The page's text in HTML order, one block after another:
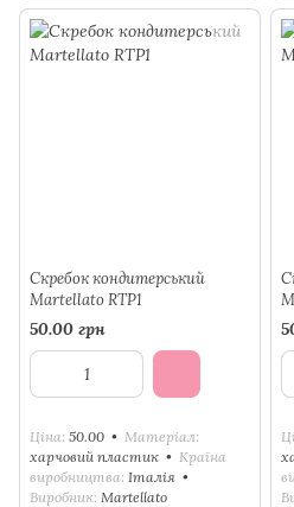
Скребок кондитерський
Martellato RTР1
50.00 грн
Ціна 50.00
Матеріал
харчовий пластик
Країна
виробництва Італія
Виробник Martellato